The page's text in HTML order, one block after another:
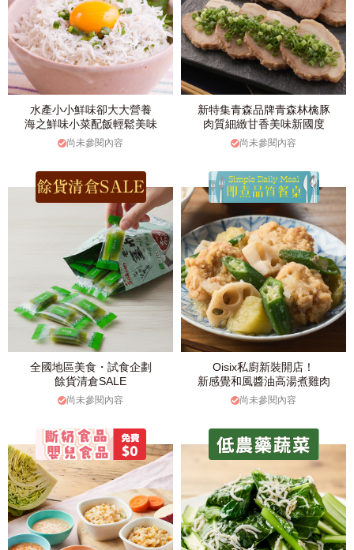
水產小小鮮味卻大大營養
海之鮮味小菜配飯輕鬆美味
尚未參閱內容
新特集青森品牌青森林檎豚
肉質細緻甘香美味新國度
尚未參閱內容
全國地區美食・試食企劃
餘貨清倉SALE
尚未參閱內容
Oisix私廚新裝開店！
新感覺和風醬油高湯煮雞肉
尚未參閱內容